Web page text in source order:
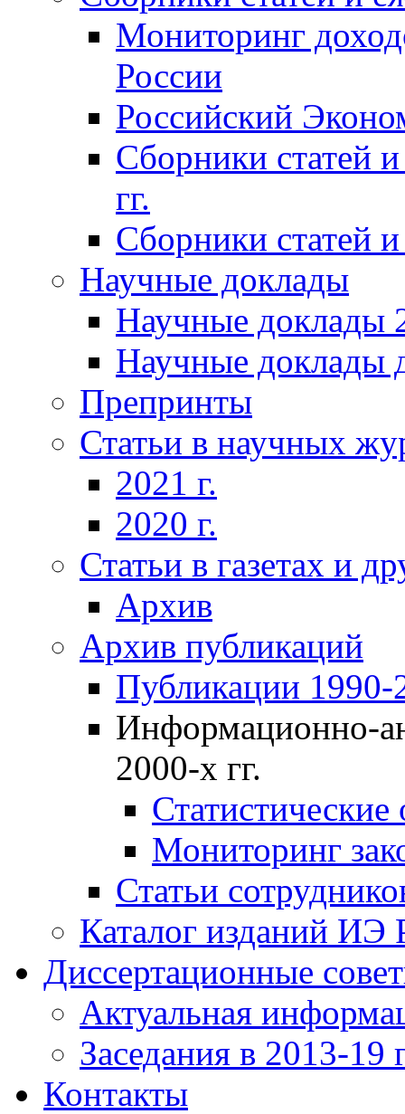
Мониторинг
России
Российский
Сборники статей
гг.
Сборники статей
Научные доклады
Научные доклады
Научные доклады
Препринты
Статьи в научных
2021 г.
2020 г.
Статьи в газетах и
Архив
Архив публикаций
Публикации 1990-
Информационно-
2000-х гг.
Мониторинг
Статьи
Каталог изданий ИЭ
Диссертационные
Актуальная
Заседания в 2013-19
Контакты